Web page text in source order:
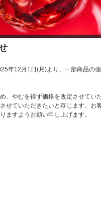
年12月1日(月)より、一部商品の
やむを得ず価格を改定させてい
せていただきたいと存じます。お
ますようお願い申し上げます。